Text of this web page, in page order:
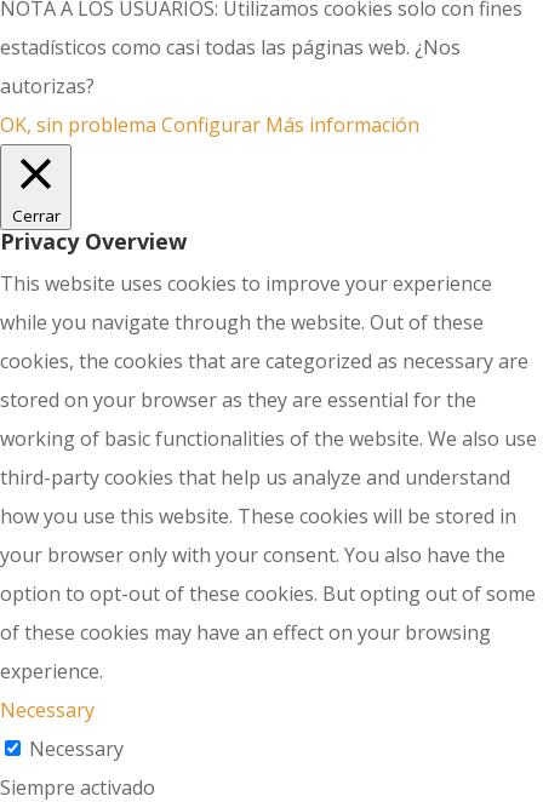
NOTA A LOS USUARIOS: Utilizamos cookies solo con fines
estadísticos como casi todas las páginas web. ¿Nos
autorizas?
OK, sin problema Configurar Más información
Cerrar
Privacy Overview
This website uses cookies to improve your experience
while you navigate through the website. Out of these
cookies, the cookies that are categorized as necessary are
stored on your browser as they are essential for the
working of basic functionalities of the website. We also use
third-party cookies that help us analyze and understand
how you use this website. These cookies will be stored in
your browser only with your consent. You also have the
option to opt-out of these cookies. But opting out of some
of these cookies may have an effect on your browsing
experience.
Necessary
Necessary
Siempre activado